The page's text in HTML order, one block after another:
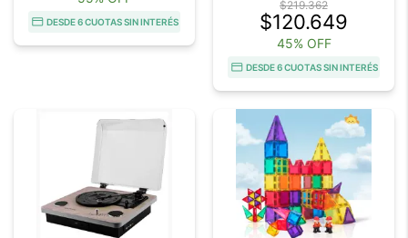
DESDE 6 CUOTAS SIN INTERÉS
$219.362
$120.649
45% OFF
DESDE 6 CUOTAS SIN INTERÉS